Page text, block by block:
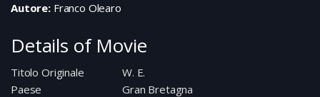
Autore:Franco Olearo
Details of Movie
Titolo Originale
W. E.
Paese
Gran Bretagna